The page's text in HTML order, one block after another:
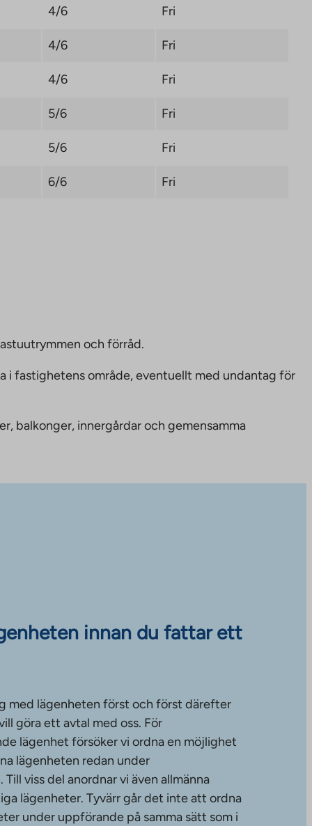
4/6 Fri
4/6 Fri
4/6 Fri
5/6 Fri
5/6 Fri
6/6 Fri
och förråd.
i fastighetens område, eventuellt med undantag för
balkonger, innergårdar och gemensamma
innan du fattar ett
med lägenheten först och först därefter
göra ett avtal med oss. För
lägenhet försöker vi ordna en möjlighet
lägenheten redan under
viss del anordnar vi även allmänna
lägenheter. Tyvärr går det inte att ordna
under uppförande på samma sätt som i